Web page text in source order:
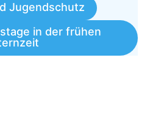
Jugendschutz
in der frühen